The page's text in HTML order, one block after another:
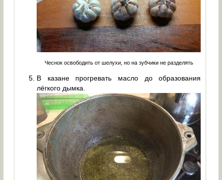
Чеснок освободить от шелухи, но на зубчики не разделять
В казане прогревать масло до образования
лёгкого дымка.